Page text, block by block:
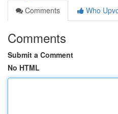
Comments
Who
Comments
Submit a Comment
No HTML